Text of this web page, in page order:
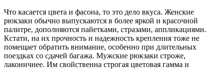
Что касается цвета и фасона, то это дело вкуса. Женские
рюкзаки обычно выпускаются в более яркой и красочной
палитре, дополняются пайетками, стразами, аппликациями.
Кстати, на их прочность и надежность крепления тоже не
помещает обратить внимание, особенно при длительных
поездках со сдачей багажа. Мужские рюкзаки строже,
лаконичнее. Им свойственна строгая цветовая гамма и